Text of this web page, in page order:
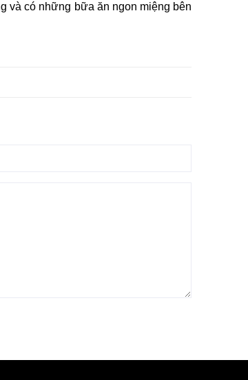
và có những bữa ăn ngon miệng bên